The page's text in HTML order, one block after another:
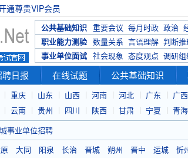
通尊贵VIP会员
公共基础知识 重要会议 每月时政 政治
职业能力测验 数量关系 言语理解 判断
事业单位面试 社会现象 态度观点 调研组
聘日报 在线试题 公共基础知识
重庆 山东 山西 河南 河北 广东 广西
云南 贵州 四川 陕西 甘肃 宁夏 青海
事业单位招聘
大同 阳泉 长治 晋城 朔州 晋中 运城 忻